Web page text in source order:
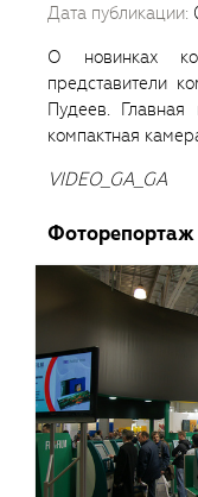
Дата публикации:
О новинках
представители
Пудеев.
компактная
VIDEO_GA_GA
Фоторепортаж